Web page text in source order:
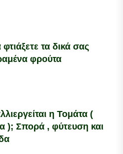
τα δικά σας
φρούτα
η Τομάτα (
); Σπορά , φύτευση και